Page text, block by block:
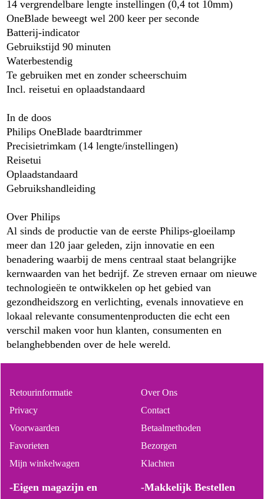
14 vergrendelbare lengte instellingen (0,4 tot 10mm)
OneBlade beweegt wel 200 keer per seconde
Batterij-indicator
Gebruikstijd 90 minuten
Waterbestendig
Te gebruiken met en zonder scheerschuim
Incl. reisetui en oplaadstandaard
In de doos
Philips OneBlade baardtrimmer
Precisietrimkam (14 lengte/instellingen)
Reisetui
Oplaadstandaard
Gebruikshandleiding
Over Philips
Al sinds de productie van de eerste Philips-gloeilamp
meer dan 120 jaar geleden, zijn innovatie en een
benadering waarbij de mens centraal staat belangrijke
kernwaarden van het bedrijf. Ze streven ernaar om nieuwe
technologieën te ontwikkelen op het gebied van
gezondheidszorg en verlichting, evenals innovatieve en
lokaal relevante consumentenproducten die echt een
verschil maken voor hun klanten, consumenten en
belanghebbenden over de hele wereld.
Over Ons
Contact
Betaalmethoden
Bezorgen
Klachten
Retourinformatie
Privacy
Voorwaarden
Favorieten
Mijn winkelwagen
-Makkelijk Bestellen
-Eigen magazijn en